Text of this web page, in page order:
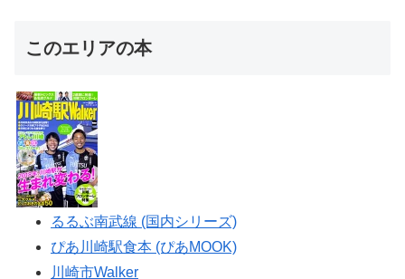
このエリアの本
るるぶ南武線 (国内シリーズ)
ぴあ川崎駅食本 (ぴあMOOK)
川崎市Walker